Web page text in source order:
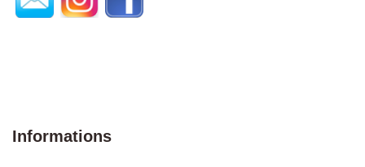
Informations